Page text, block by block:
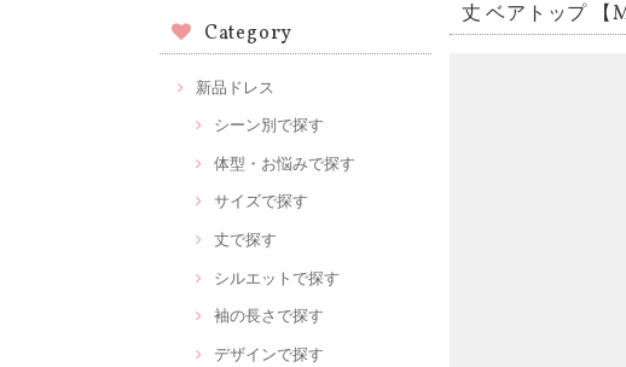
Category
新品ドレス
シーン別で探す
体型・お悩みで探す
サイズで探す
丈で探す
シルエットで探す
袖の長さで探す
デザインで探す
丈 ベアトップ 【